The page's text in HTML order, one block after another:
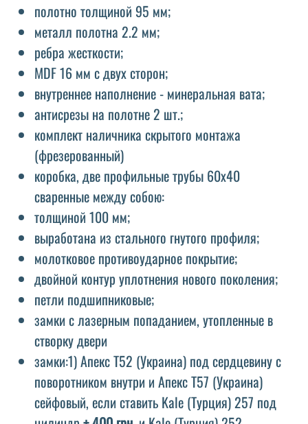
полотно толщиной 95 мм;
металл полотна 2.2 мм;
ребра жесткости;
MDF 16 мм с двух сторон;
внутреннее наполнение - минеральная вата;
антисрезы на полотне 2 шт.;
комплект наличника скрытого монтажа
(фрезерованный)
коробка, две профильные трубы 60х40
сваренные между собою:
толщиной 100 мм;
выработана из стального гнутого профиля;
молотковое противоударное покрытие;
двойной контур уплотнения нового поколения;
петли подшипниковые;
замки с лазерным попаданием, утопленные в
створку двери
замки:1) Апекс Т52 (Украина) под сердцевину с
поворотником внутри и Апекс Т57 (Украина)
сейфовый, если ставить Kale (Турция) 257 под